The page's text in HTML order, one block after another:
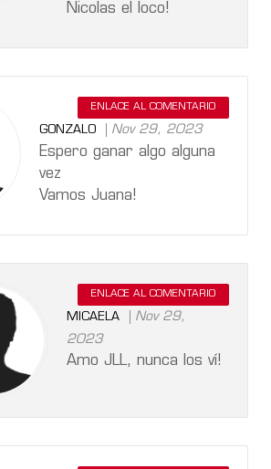
Nicolas el loco!
ENLACE AL COMENTARIO
GONZALO Nov 29, 2023
Espero ganar algo alguna
vez
Vamos Juana!
ENLACE AL COMENTARIO
MICAELA
Nov 29,
2023
Amo JLL, nunca los ví!